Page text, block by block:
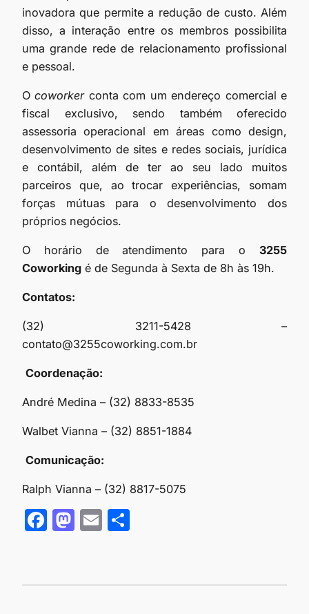
inovadora que permite a redução de custo. Além
disso, a interação entre os membros possibilita
uma grande rede de relacionamento profissional
e pessoal.
Ocoworkerconta com um endereço comercial e
fiscal exclusivo, sendo também oferecido
assessoria operacional em áreas como design,
desenvolvimento de sites e redes sociais, jurídica
e contábil, além de ter ao seu lado muitos
parceiros que, ao trocar experiências, somam
forças mútuas para o desenvolvimento dos
próprios negócios.
O horário de atendimento para o 3255
Coworking é de Segunda à Sexta de 8h às 19h.
Contatos:
(32) 3211-5428 –
contato@3255coworking.com.br
Coordenação:
André Medina – (32) 8833-8535
Walbet Vianna – (32) 8851-1884
Comunicação:
Ralph Vianna – (32) 8817-5075
F
M E